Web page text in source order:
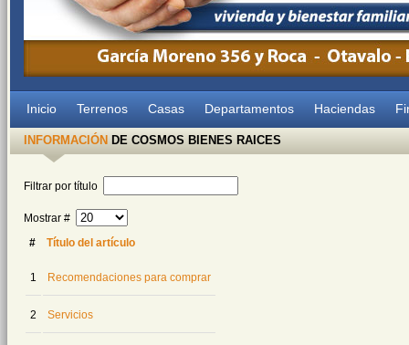
Inicio Terrenos Casas Departamentos Haciendas
INFORMACIÓN DE COSMOS BIENES RAICES
Filtrar por título
Mostrar #
#
Título del artículo
1 Recomendaciones para comprar
2 Servicios